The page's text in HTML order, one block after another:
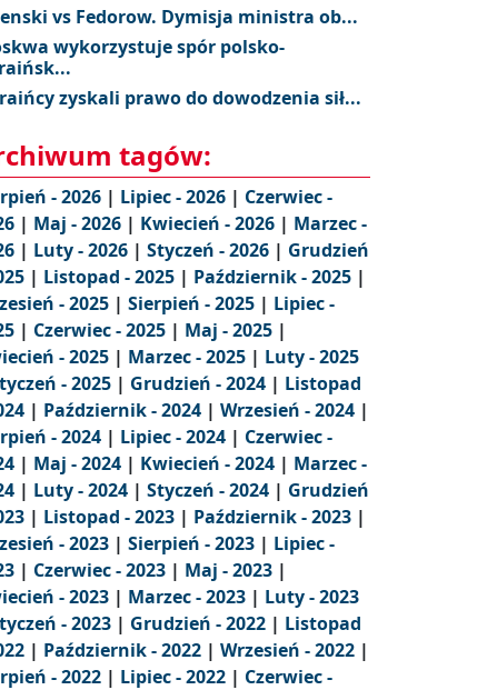
vs Fedorow. Dymisja ministra ob...
wykorzystuje spór polsko-
zyskali prawo do dowodzenia sił...
tagów:
- 2026 | Lipiec - 2026 | Czerwiec -
| Maj - 2026 | Kwiecień - 2026 | Marzec -
| Luty - 2026 | Styczeń - 2026 | Grudzień
| Listopad - 2025 | Październik - 2025 |
- 2025 | Sierpień - 2025 | Lipiec -
| Czerwiec - 2025 | Maj - 2025 |
- 2025 | Marzec - 2025 | Luty - 2025
- 2025 | Grudzień - 2024 | Listopad
| Październik - 2024 | Wrzesień - 2024 |
- 2024 | Lipiec - 2024 | Czerwiec -
| Maj - 2024 | Kwiecień - 2024 | Marzec -
| Luty - 2024 | Styczeń - 2024 | Grudzień
| Listopad - 2023 | Październik - 2023 |
- 2023 | Sierpień - 2023 | Lipiec -
| Czerwiec - 2023 | Maj - 2023 |
- 2023 | Marzec - 2023 | Luty - 2023
- 2023 | Grudzień - 2022 | Listopad
| Październik - 2022 | Wrzesień - 2022 |
- 2022 | Lipiec - 2022 | Czerwiec -